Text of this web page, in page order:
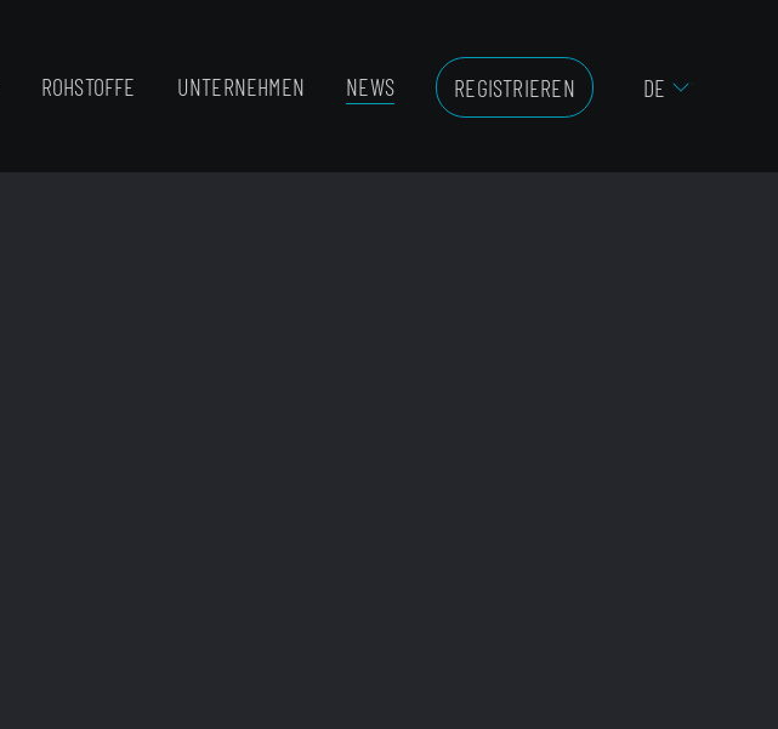
ROHSTOFFE UNTERNEHMEN NEWS REGISTRIEREN DE